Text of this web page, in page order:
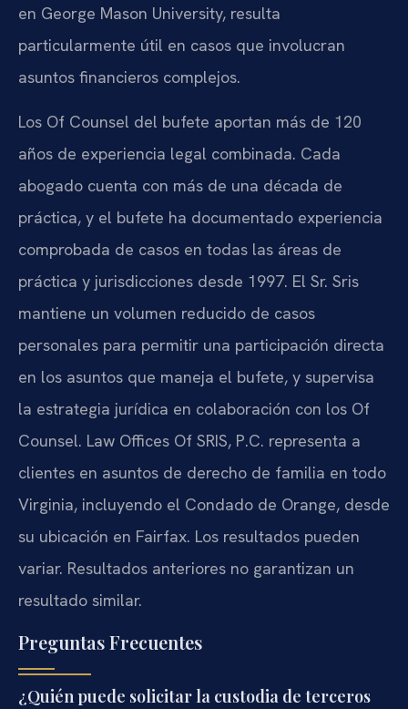
en George Mason University, resulta
particularmente útil en casos que involucran
asuntos financieros complejos.
Los Of Counsel del bufete aportan más de 120
años de experiencia legal combinada. Cada
abogado cuenta con más de una década de
práctica, y el bufete ha documentado experiencia
comprobada de casos en todas las áreas de
práctica y jurisdicciones desde 1997. El Sr. Sris
mantiene un volumen reducido de casos
personales para permitir una participación directa
en los asuntos que maneja el bufete, y supervisa
la estrategia jurídica en colaboración con los Of
Counsel. Law Offices Of SRIS, P.C. representa a
clientes en asuntos de derecho de familia en todo
Virginia, incluyendo el Condado de Orange, desde
su ubicación en Fairfax. Los resultados pueden
variar. Resultados anteriores no garantizan un
resultado similar.
Preguntas Frecuentes
¿Quién puede solicitar la custodia de terceros